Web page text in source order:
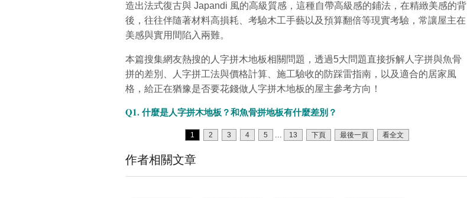
造出法式復古與 Japandi 風的高級質感，這種自帶高級感的鋪法，在精緻美感的背
後，往往伴隨著材料高損耗、考驗木工手藝以及預算翻倍等現實考驗，常讓屋主在
美感與實用間陷入兩難。
本篇搜集網友熱搜的人字拼木地板相關問題，透過5大問題直接拆解人字拼與魚骨
拼的差別、人字拼工法與價格計算、施工驗收的防踩雷指南，以及適合的居家風
格，給正在猶豫是否要花錢做人字拼木地板的屋主參考方向！
Q1. 什麼是人字拼木地板？和魚骨拼地板有什麼差別？
1 2 3 4 5 ... 13 下頁 最後一頁 看全文
作者相關文章